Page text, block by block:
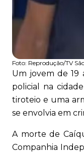
Foto: Reprodução/TV
Um jovem de 19
policial na
tiroteio e uma
se envolvia em
A morte de
Companhia